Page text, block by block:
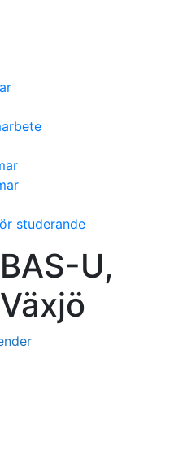
studerande
U,